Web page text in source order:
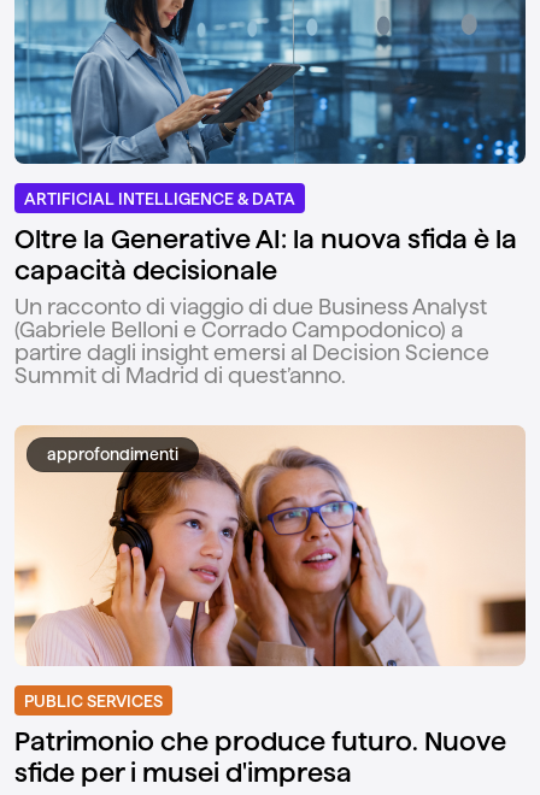
ARTIFICIAL INTELLIGENCE & DATA
Oltre la Generative AI: la nuova sfida è la
capacità decisionale
Un racconto di viaggio di due Business Analyst
(Gabriele Belloni e Corrado Campodonico) a
partire dagli insight emersi al Decision Science
Summit di Madrid di quest’anno.
approfondimenti
PUBLIC SERVICES
Patrimonio che produce futuro. Nuove
sfide per i musei d'impresa